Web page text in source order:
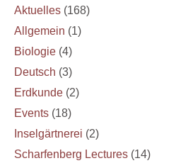
Aktuelles (168)
Allgemein (1)
Biologie (4)
Deutsch (3)
Erdkunde (2)
Events (18)
Inselgärtnerei (2)
Scharfenberg Lectures (14)